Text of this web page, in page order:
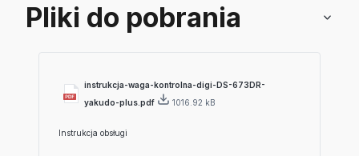
Pliki do pobrania
instrukcja-waga-kontrolna-digi-DS-673DR-
yakudo-plus.pdf
1016.92 kB
Instrukcja obsługi